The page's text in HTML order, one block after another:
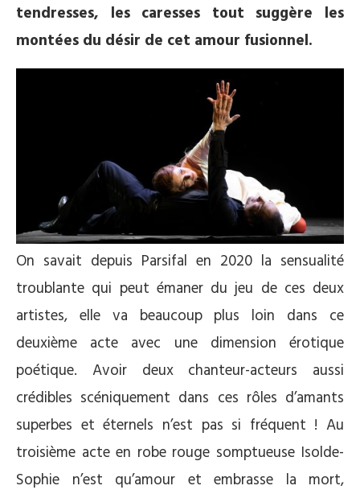
tendresses, les caresses tout suggère les
montées du désir de cet amour fusionnel.
On savait depuis Parsifal en 2020 la sensualité
troublante qui peut émaner du jeu de ces deux
artistes, elle va beaucoup plus loin dans ce
deuxième acte avec une dimension érotique
poétique. Avoir deux chanteur-acteurs aussi
crédibles scéniquement dans ces rôles d’amants
superbes et éternels n’est pas si fréquent ! Au
troisième acte en robe rouge somptueuse Isolde-
Sophie n’est qu’amour et embrasse la mort,